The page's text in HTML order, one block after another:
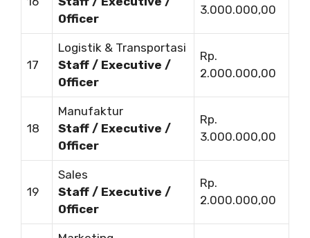
Officer
3.000.000,00
17
Logistik & Transportasi
Staff / Executive /
Officer
Rp.
2.000.000,00
18
Manufaktur
Staff / Executive /
Officer
Rp.
3.000.000,00
19
Sales
Staff / Executive /
Officer
Rp.
2.000.000,00